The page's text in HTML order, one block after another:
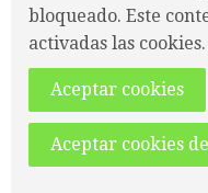
bloqueado. Este
activadas las cookies.
Aceptar cookies
Aceptar cookies